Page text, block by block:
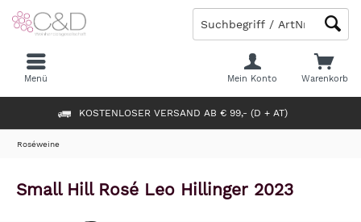
KOSTENLOSER VERSAND AB € 99,- (D + AT)
Warenkorb
Mein Konto
Menü
Roséweine
Small Hill Rosé Leo Hillinger 2023